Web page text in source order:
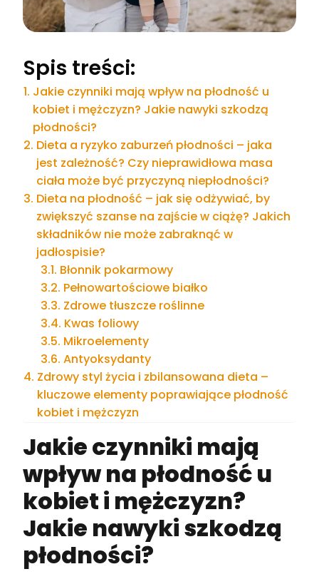
Spis treści:
Jakie czynniki mają wpływ na płodność u
kobiet i mężczyzn? Jakie nawyki szkodzą
płodności?
Dieta a ryzyko zaburzeń płodności – jaka
jest zależność? Czy nieprawidłowa masa
ciała może być przyczyną niepłodności?
Dieta na płodność – jak się odżywiać, by
zwiększyć szanse na zajście w ciążę? Jakich
składników nie może zabraknąć w
jadłospisie?
Błonnik pokarmowy
Pełnowartościowe białko
Zdrowe tłuszcze roślinne
Kwas foliowy
Mikroelementy
Antyoksydanty
Zdrowy styl życia i zbilansowana dieta –
kluczowe elementy poprawiające płodność
kobiet i mężczyzn
Jakie czynniki mają
wpływ na płodność u
kobiet i mężczyzn?
Jakie nawyki szkodzą
płodności?